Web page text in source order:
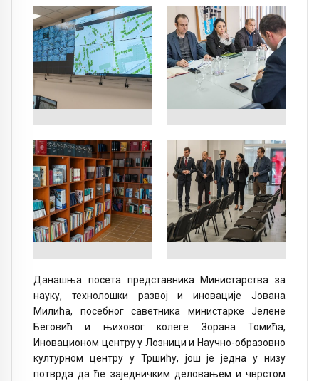
Данашња посета представника Министарства за
науку, технолошки развој и иновације Јованa
Милићa, посебног саветника министaрке Јелене
Беговић и њиховог колеге Зорана Томића,
Иновационом центру у Лозници и Научно-образовно
културном центру у Тршићу, још је једна у низу
потврда да ће заједничким деловањем и чврстом